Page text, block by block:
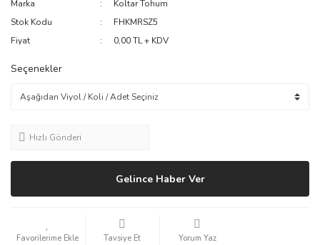
Marka
Koltar Tohum
Stok Kodu
FHKMRSZ5
Fiyat
0,00 TL + KDV
Seçenekler
Hızlı Gönderi
Gelince Haber Ver
Tavsiye Et Yorum Yaz